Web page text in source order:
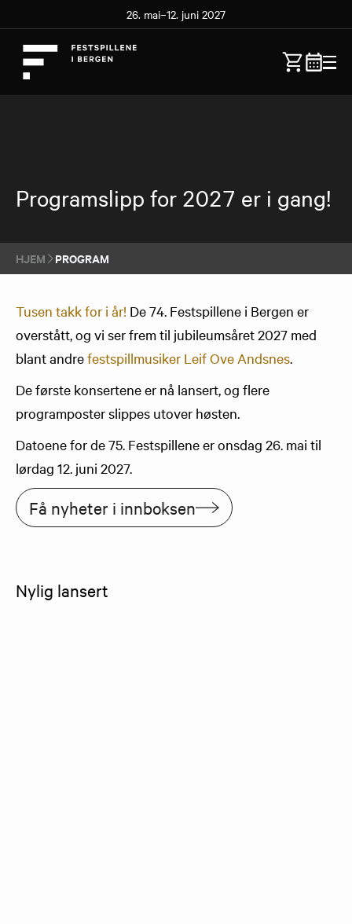
26. mai–12. juni 2027
Programslipp for 2027 er i gang!
HJEM PROGRAM
Tusen takk for i år! De 74. Festspillene i Bergen er
overstått, og vi ser frem til jubileumsåret 2027 med
blant andrefestspillmusiker Leif Ove Andsnes.
De første konsertene er nå lansert, og flere
programposter slippes utover høsten.
Datoene for de 75. Festspillene er onsdag 26. mai til
lørdag 12. juni 2027.
Få nyheter i innboksen
Nylig lansert